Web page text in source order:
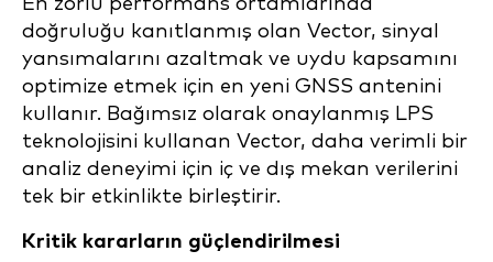
doğruluğu kanıtlanmış olan Vector, sinyal
yansımalarını azaltmak ve uydu kapsamını
optimize etmek için en yeni GNSS antenini
kullanır. Bağımsız olarak onaylanmış LPS
teknolojisini kullanan Vector, daha verimli bir
analiz deneyimi için iç ve dış mekan verilerini
tek bir etkinlikte birleştirir.
Kritik kararların güçlendirilmesi